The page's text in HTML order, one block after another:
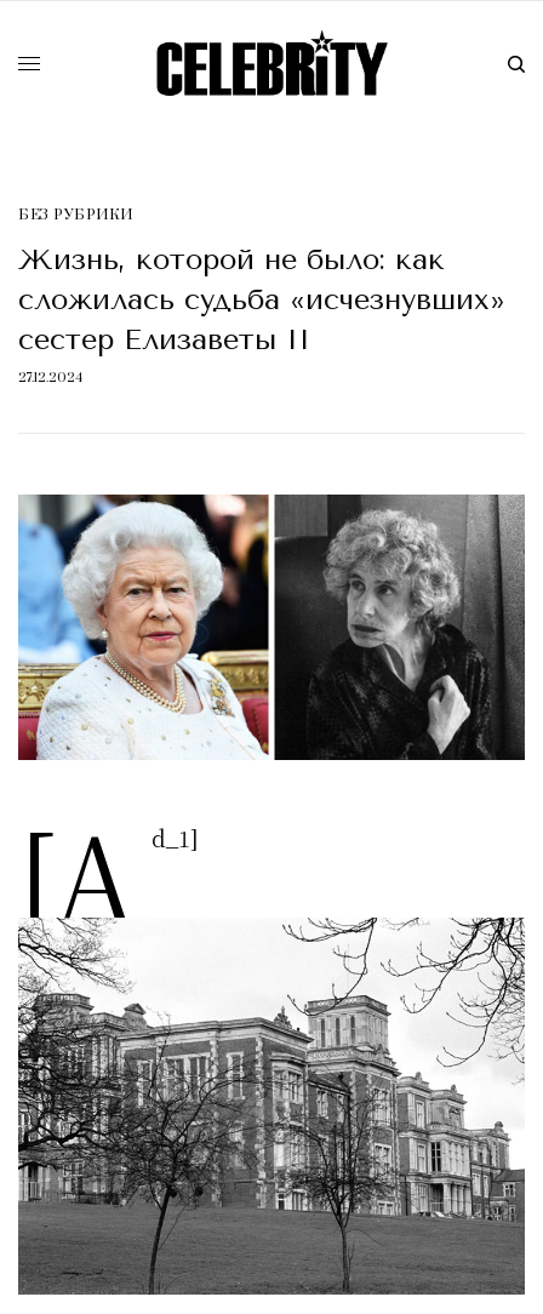
БЕЗ РУБРИКИ
Жизнь, которой не было: как
сложилась судьба «исчезнувших»
сестер Елизаветы II
27.12.2024
[a d_1]